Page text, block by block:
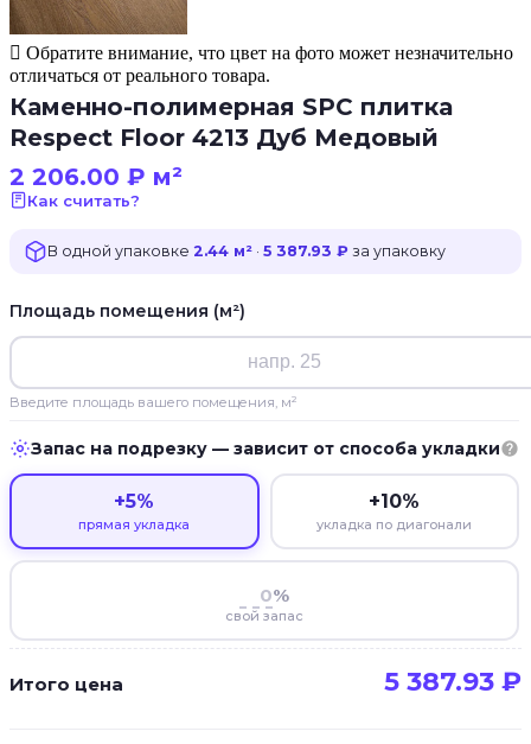
Обратите внимание, что цвет на фото может незначительно
отличаться от реального товара.
Каменно-полимерная SPC плитка
Respect Floor 4213 Дуб Медовый
2 206.00 ₽ м²
Как считать?
В одной упаковке 2.44 м² · 5 387.93 ₽ за упаковку
Площадь помещения (м²)
Введите площадь вашего помещения, м²
Запас на подрезку — зависит от способа укладки
+5%
прямая укладка
+10%
укладка по диагонали
%
свой запас
Итого цена 5 387.93 ₽